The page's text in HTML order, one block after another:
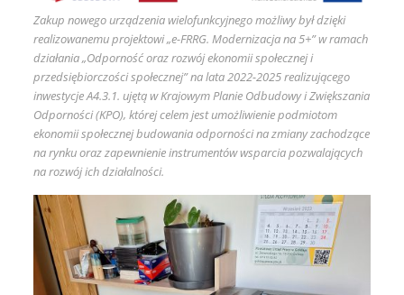
Zakup nowego urządzenia wielofunkcyjnego możliwy był dzięki
realizowanemu projektowi „e-FRRG. Modernizacja na 5+” w ramach
działania „Odporność oraz rozwój ekonomii społecznej i
przedsiębiorczości społecznej” na lata 2022-2025 realizującego
inwestycje A4.3.1. ujętą w Krajowym Planie Odbudowy i Zwiększania
Odporności (KPO), której celem jest umożliwienie podmiotom
ekonomii społecznej budowania odporności na zmiany zachodzące
na rynku oraz zapewnienie instrumentów wsparcia pozwalających
na rozwój ich działalności.